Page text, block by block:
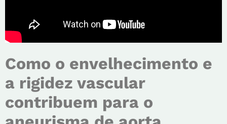
Como o envelhecimento e
a rigidez vascular
contribuem para o